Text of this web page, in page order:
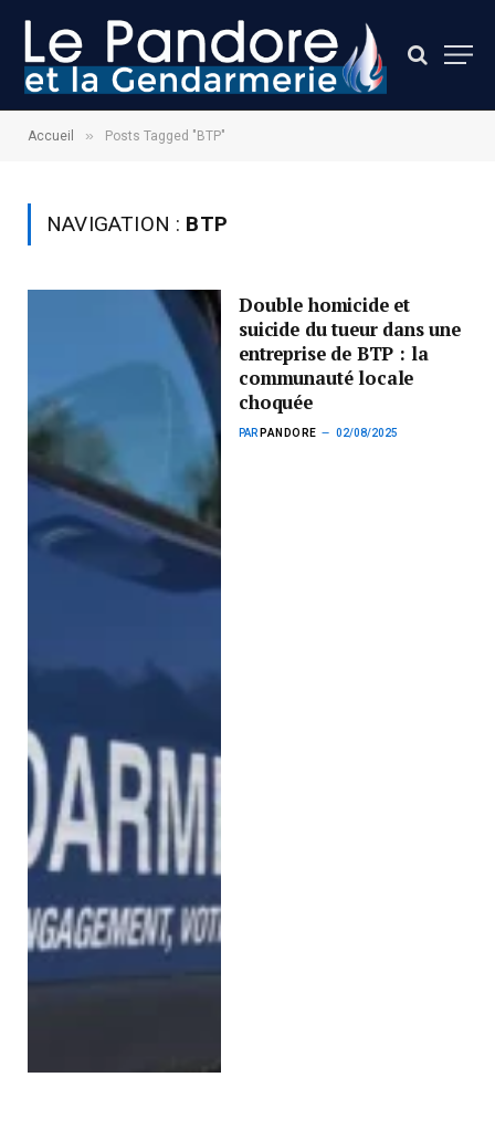
Accueil » Posts Tagged "BTP"
NAVIGATION : BTP
Double homicide et
suicide du tueur dans une
entreprise de BTP : la
communauté locale
choquée
PAR PANDORE 02/08/2025